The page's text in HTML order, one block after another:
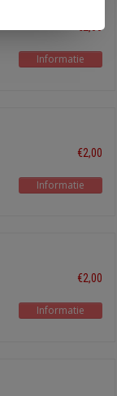
€2,00
Informatie
€2,00
Informatie
€2,00
Informatie